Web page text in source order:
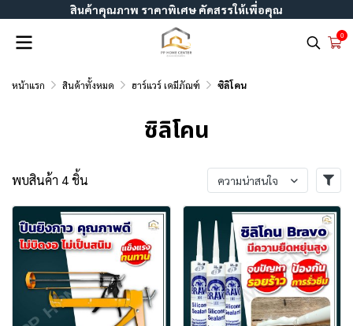
สินค้าคุณภาพ ราคาพิเศษ คัดสรรให้เพื่อคุณ
0
หน้าแรก สินค้าทั้งหมด ฮาร์แวร์ เคมีภัณฑ์ ซิลิโคน
ซิลิโคน
พบสินค้า 4 ชิ้น ความน่าสนใจ